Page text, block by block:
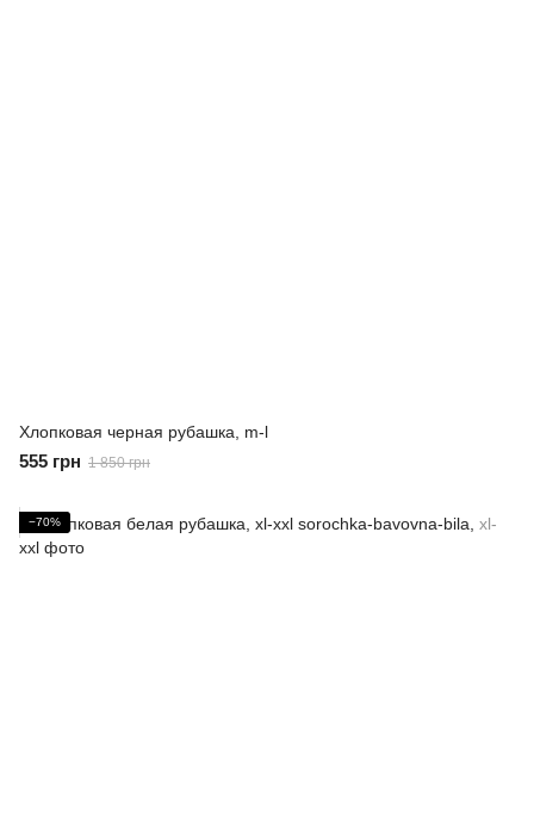
Хлопковая черная рубашка, m-l
555 грн 1 850 грн
−70%